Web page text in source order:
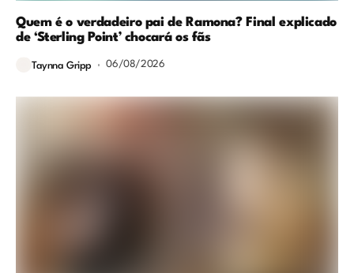
Quem é o verdadeiro pai de Ramona? Final explicado
de ‘Sterling Point’ chocará os fãs
Taynna Gripp 06/08/2026